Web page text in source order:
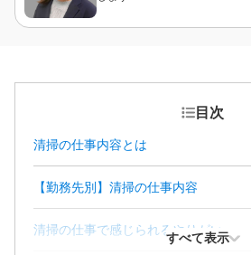
目次
清掃の仕事内容とは
【勤務先別】清掃の仕事内容
清掃の仕事で感じられるやりがい
すべて表示